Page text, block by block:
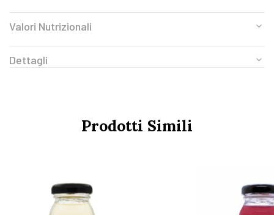
Valori Nutrizionali
Dettagli
Prodotti Simili